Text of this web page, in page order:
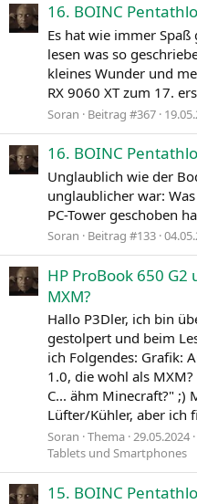
16. BOINC
Es hat wie immer
lesen was so
kleines Wunder und
RX 9060 XT zum 17.
Soran Beitrag #367
16. BOINC
Unglaublich wie der
unglaublicher war:
PC-Tower geschoben
Soran Beitrag #133
HP ProBook 650 G2
MXM?
Hallo P3Dler, ich bin
gestolpert und beim
ich Folgendes: Grafik:
1.0, die wohl als
C... ähm Minecraft?" ;)
Lüfter/Kühler, aber ich
Soran Thema 29.05.2024
Tablets und Smartphones
15. BOINC